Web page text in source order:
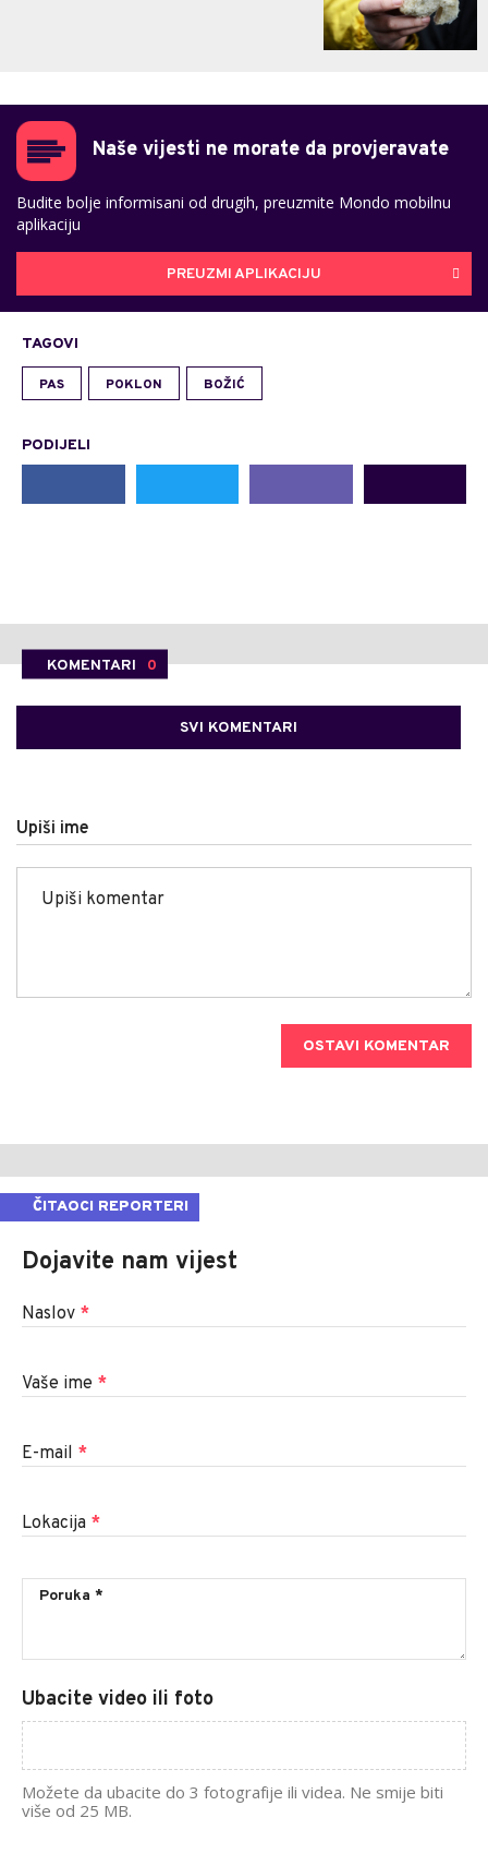
Naše vijesti ne morate da provjeravate
Budite bolje informisani od drugih, preuzmite Mondo mobilnu
aplikaciju
PREUZMI APLIKACIJU
TAGOVI
PAS POKLON BOŽIĆ
PODIJELI
KOMENTARI 0
SVI KOMENTARI
Upiši ime
OSTAVI KOMENTAR
ČITAOCI REPORTERI
Dojavite nam vijest
Naslov *
Vaše ime *
E-mail *
Lokacija *
Ubacite video ili foto
Možete da ubacite do 3 fotografije ili videa. Ne smije biti
više od 25 MB.